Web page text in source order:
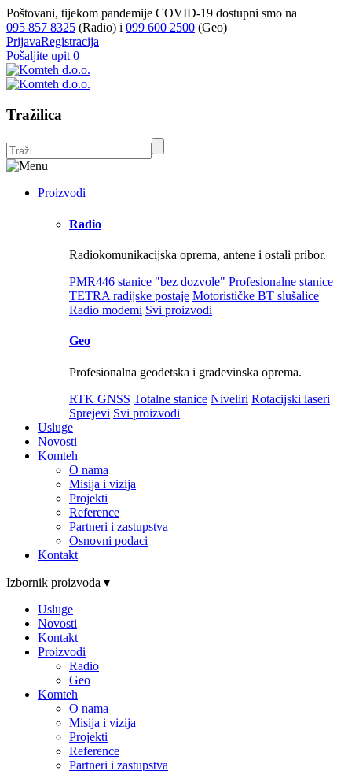
Poštovani, tijekom pandemije COVID-19 dostupni smo na
095 857 8325 (Radio) i 099 600 2500 (Geo)
PrijavaRegistracija
Pošaljite upit 0
Tražilica
Proizvodi
Radio
Radiokomunikacijska oprema, antene i ostali pribor.
PMR446 stanice "bez dozvole" Profesionalne stanice
TETRA radijske postaje Motorističke BT slušalice
Radio modemi Svi proizvodi
Geo
Profesionalna geodetska i građevinska oprema.
RTK GNSS Totalne stanice Niveliri Rotacijski laseri
Sprejevi Svi proizvodi
Usluge
Novosti
Komteh
O nama
Misija i vizija
Projekti
Reference
Partneri i zastupstva
Osnovni podaci
Kontakt
Izbornik proizvoda ▾
Usluge
Novosti
Kontakt
Proizvodi
Radio
Geo
Komteh
O nama
Misija i vizija
Projekti
Reference
Partneri i zastupstva